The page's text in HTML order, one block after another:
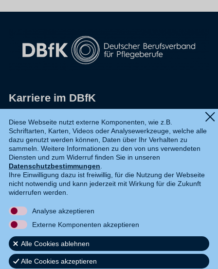
Karriere im DBfK
Datenschutz
Shop
Widerruf
Kontakt
DE EN
Diese Webseite nutzt externe Komponenten, wie z.B.
Schriftarten, Karten, Videos oder Analysewerkzeuge, welche alle
dazu genutzt werden können, Daten über Ihr Verhalten zu
sammeln. Weitere Informationen zu den von uns verwendeten
Diensten und zum Widerruf finden Sie in unseren
Datenschutzbestimmungen.
Ihre Einwilligung dazu ist freiwillig, für die Nutzung der Webseite
nicht notwendig und kann jederzeit mit Wirkung für die Zukunft
widerrufen werden.
Analyse akzeptieren
Externe Komponenten akzeptieren
Alle Cookies ablehnen
Alle Cookies akzeptieren